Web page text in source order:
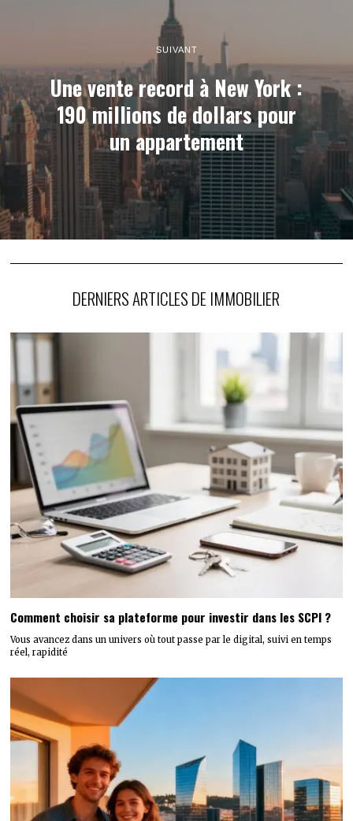
SUIVANT
Une vente record à New York :
190 millions de dollars pour
un appartement
DERNIERS ARTICLES DE IMMOBILIER
Comment choisir sa plateforme pour investir dans les SCPI ?
Vous avancez dans un univers où tout passe par le digital, suivi en temps
réel, rapidité